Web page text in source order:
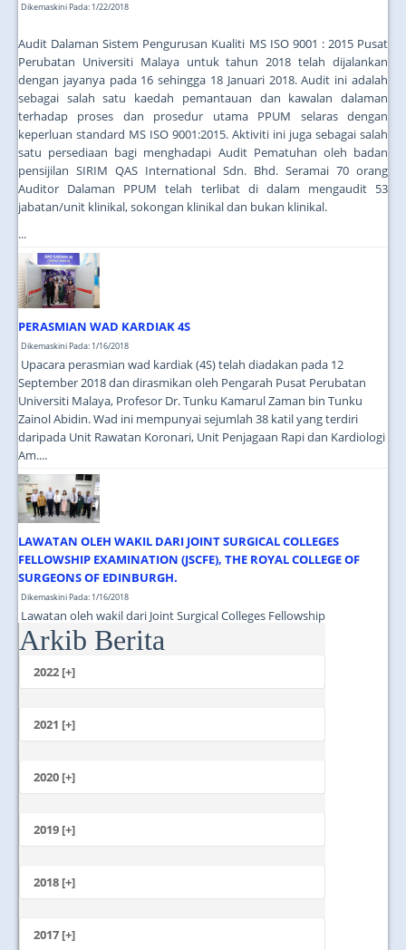
Dikemaskini Pada: 1/22/2018
Audit Dalaman Sistem Pengurusan Kualiti MS ISO 9001 : 2015 Pusat
Perubatan Universiti Malaya untuk tahun 2018 telah dijalankan
dengan jayanya pada 16 sehingga 18 Januari 2018. Audit ini adalah
sebagai salah satu kaedah pemantauan dan kawalan dalaman
terhadap proses dan prosedur utama PPUM selaras dengan
keperluan standard MS ISO 9001:2015. Aktiviti ini juga sebagai salah
satu persediaan bagi menghadapi Audit Pematuhan oleh badan
pensijilan SIRIM QAS International Sdn. Bhd. Seramai 70 orang
Auditor Dalaman PPUM telah terlibat di dalam mengaudit 53
jabatan/unit klinikal, sokongan klinikal dan bukan klinikal.
...
PERASMIAN WAD KARDIAK 4S
Dikemaskini Pada: 1/16/2018
Upacara perasmian wad kardiak (4S) telah diadakan pada 12
September 2018 dan dirasmikan oleh Pengarah Pusat Perubatan
Universiti Malaya, Profesor Dr. Tunku Kamarul Zaman bin Tunku
Zainol Abidin. Wad ini mempunyai sejumlah 38 katil yang terdiri
daripada Unit Rawatan Koronari, Unit Penjagaan Rapi dan Kardiologi
Am....
LAWATAN OLEH WAKIL DARI JOINT SURGICAL COLLEGES
FELLOWSHIP EXAMINATION (JSCFE), THE ROYAL COLLEGE OF
SURGEONS OF EDINBURGH.
Dikemaskini Pada: 1/16/2018
Lawatan oleh wakil dari Joint Surgical Colleges Fellowship
Examination (JSCFE), The Royal College of Surgeons of Edinburgh....
Arkib Berita
2022 [+]
2021 [+]
Oktober
Julai
2020 [+]
Januari
2019 [+]
November
Oktober
Ogos
2018 [+]
November
2017 [+]